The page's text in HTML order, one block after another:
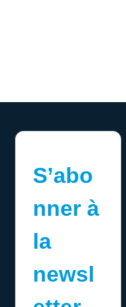
S’abo
nner à
la
newsl